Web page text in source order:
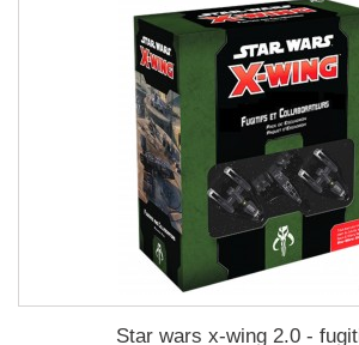
Star wars x-wing 2.0 -